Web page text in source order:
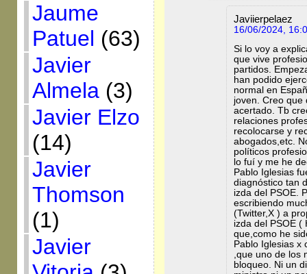
Jaume
Patuel (63)
Javier
Almela(3)
Javier Elzo
(14)
Javier
Thomson
(1)
Javier
Javiierpelaez
16/06/2024,
Si lo voy a
que vive
partidos.
han podido
normal en
joven. Creo que
acertado. Tb
relaciones
recolocarse y
abogados,etc.
políticos
lo fuí y me he
Pablo Iglesias
diagnóstico tan
izda del PSOE.
escribiendo
(Twitter,X ) a
izda del PSOE (
que,como he
Pablo Iglesias x
,que uno de los
bloqueo. Ni un